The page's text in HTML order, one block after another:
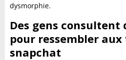
dysmorphie.
Des gens consultent
pour ressembler
snapchat